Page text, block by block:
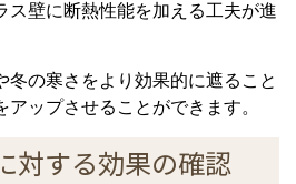
ス壁に断熱性能を加える工夫が進
冬の寒さをより効果的に遮ること
ップさせることができます。
対する効果の確認